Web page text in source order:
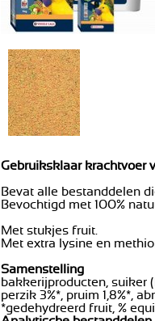
Gebruiksklaar krachtvoer
Bevat alle bestanddelen
Bevochtigd met 100%
Met stukjes fruit.
Met extra lysine en
Samenstelling
bakkerijproducten, suiker
perzik 3%*, pruim 1,8%*,
*gedehydreerd fruit, %